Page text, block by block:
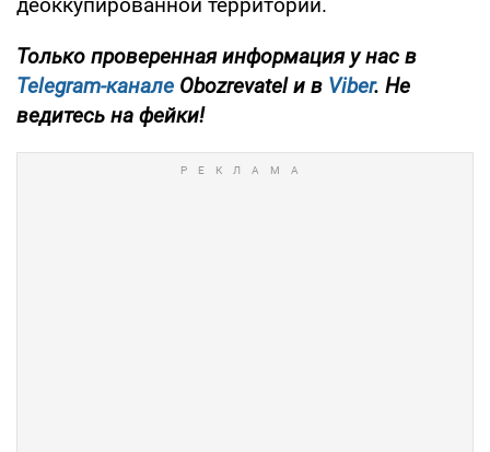
деоккупированной территории.
Только проверенная информация у нас в
Telegram-канале Obozrevatel и в Viber. Не
ведитесь на фейки!